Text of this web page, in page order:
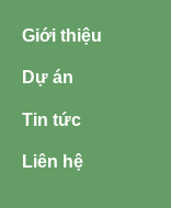
Giới thiệu
Dự án
Tin tức
Liên hệ